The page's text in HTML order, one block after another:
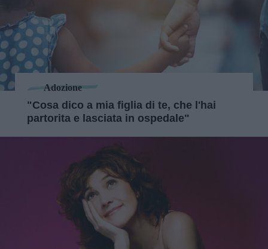
Adozione
"Cosa dico a mia figlia di te, che l'hai
partorita e lasciata in ospedale"